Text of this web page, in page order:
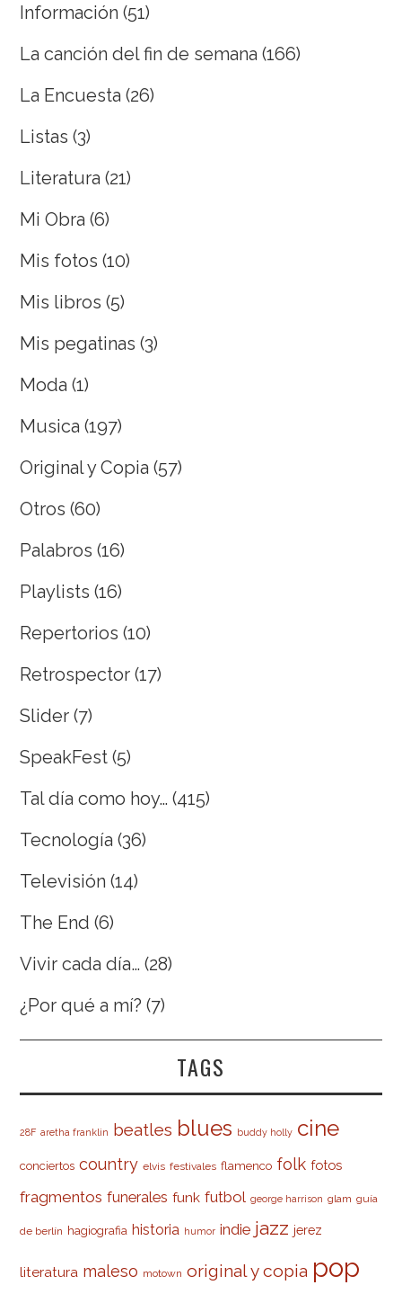
Información (51)
La canción del fin de semana (166)
La Encuesta (26)
Listas (3)
Literatura (21)
Mi Obra (6)
Mis fotos (10)
Mis libros (5)
Mis pegatinas (3)
Moda (1)
Musica (197)
Original y Copia (57)
Otros (60)
Palabros (16)
Playlists (16)
Repertorios (10)
Retrospector (17)
Slider (7)
SpeakFest (5)
Tal día como hoy… (415)
Tecnología (36)
Televisión (14)
The End (6)
Vivir cada día… (28)
¿Por qué a mí? (7)
TAGS
28F aretha franklin beatles blues buddy holly cine
conciertos country elvis festivales flamenco folk fotos
fragmentos funerales funk futbol george harrison glam guía
de berlín hagiografia historia humor indie jazz jerez
literatura maleso motown original y copia pop